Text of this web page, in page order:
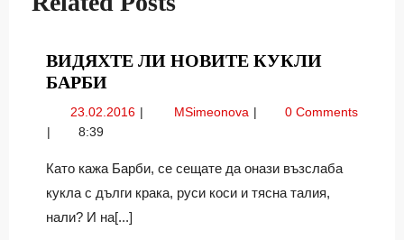
ВИДЯХТЕ ЛИ НОВИТЕ КУКЛИ
БАРБИВИДЯХТЕ
ЛИ
НОВИТЕ
БАРБИ
23.02.2016 23.02.2016MSimeonova Видяхте
кукли
0 Comments
8:39
Като кажа Барби, се сещате да онази възслаба
кукла с дълги крака, руси коси и тясна талия,
нали? И на[...]